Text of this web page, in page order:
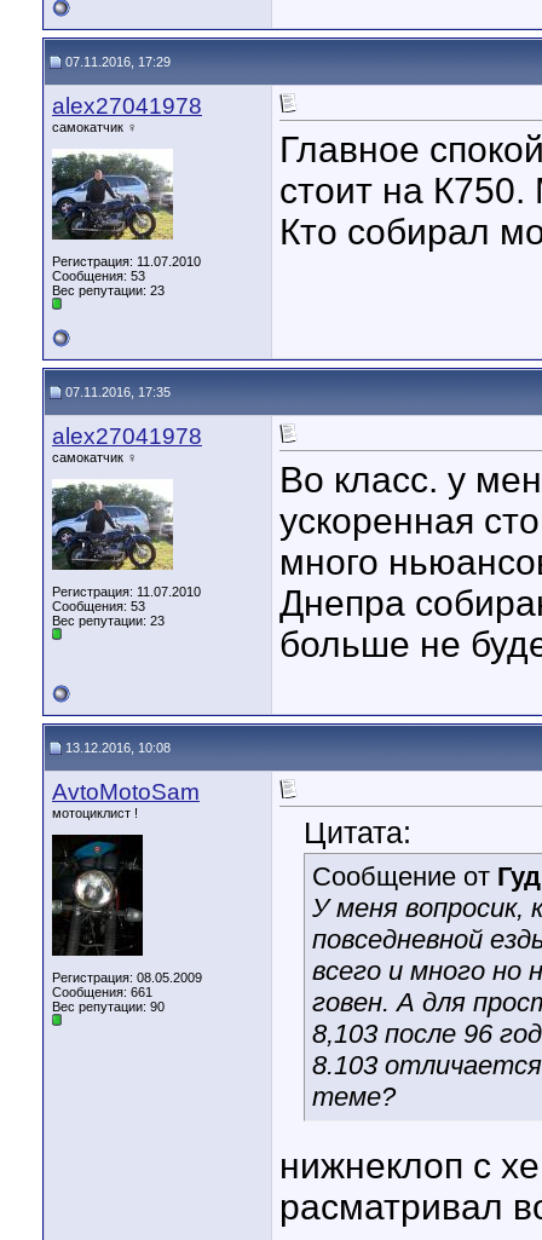
07.11.2016, 17:29
alex27041978
самокатчик ♀
Регистрация: 11.07.2010
Сообщения: 53
Вес репутации: 23
Главное
стоит на К750.
Кто собирал
07.11.2016, 17:35
alex27041978
самокатчик ♀
Регистрация: 11.07.2010
Сообщения: 53
Вес репутации: 23
Во класс. у
ускоренная
много
Днепра
больше не
13.12.2016, 10:08
AvtoMotoSam
мотоциклист !
Регистрация: 08.05.2009
Сообщения: 661
Вес репутации: 90
Цитата:
Сообщение от
У меня вопросик,
повседневной
всего и много но
говен. А для
8,103 после 96
8.103
теме?
нижнеклоп с
расматривал